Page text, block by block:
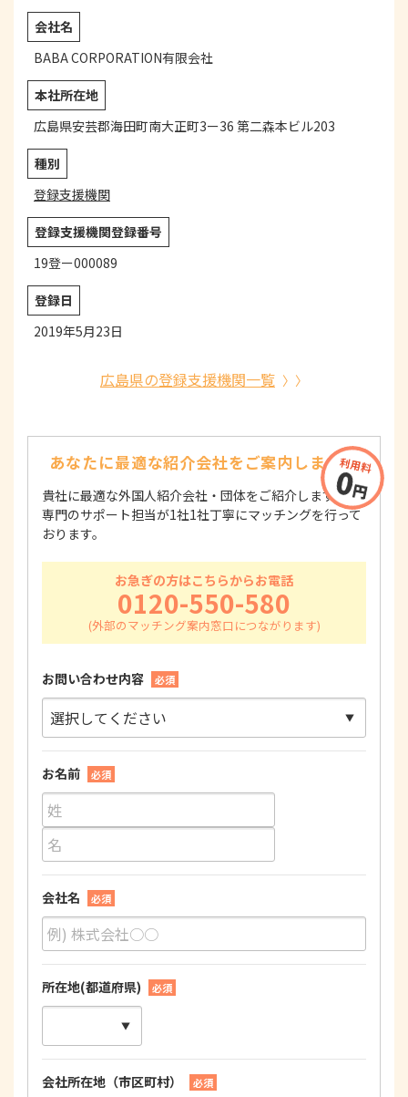
会社名
BABA CORPORATION有限会社
本社所在地
広島県安芸郡海田町南大正町3ー36 第二森本ビル203
種別
登録支援機関
登録支援機関登録番号
19登ー000089
登録日
2019年5月23日
広島県の登録支援機関一覧
あなたに最適な紹介会社をご案内します！
貴社に最適な外国人紹介会社・団体をご紹介します！
専門のサポート担当が1社1社丁寧にマッチングを行って
おります。
お急ぎの方はこちらからお電話
0120-550-580
お問い合わせ内容 必須
お名前 必須
会社名 必須
所在地(都道府県) 必須
会社所在地（市区町村） 必須